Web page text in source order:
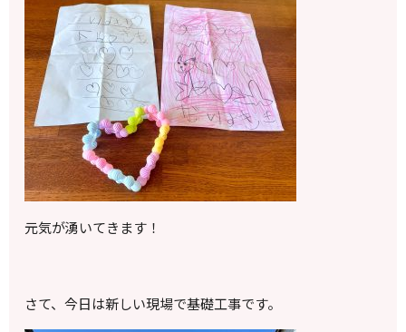
元気が湧いてきます！
さて、今日は新しい現場で基礎工事です。